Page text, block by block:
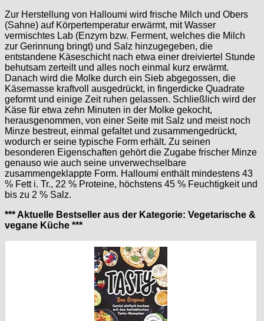
Zur Herstellung von Halloumi wird frische Milch und Obers
(Sahne) auf Körpertemperatur erwärmt, mit Wasser
vermischtes Lab (Enzym bzw. Ferment, welches die Milch
zur Gerinnung bringt) und Salz hinzugegeben, die
entstandene Käseschicht nach etwa einer dreiviertel Stunde
behutsam zerteilt und alles noch einmal kurz erwärmt.
Danach wird die Molke durch ein Sieb abgegossen, die
Käsemasse kraftvoll ausgedrückt, in fingerdicke Quadrate
geformt und einige Zeit ruhen gelassen. Schließlich wird der
Käse für etwa zehn Minuten in der Molke gekocht,
herausgenommen, von einer Seite mit Salz und meist noch
Minze bestreut, einmal gefaltet und zusammengedrückt,
wodurch er seine typische Form erhält. Zu seinen
besonderen Eigenschaften gehört die Zugabe frischer Minze
genauso wie auch seine unverwechselbare
zusammengeklappte Form. Halloumi enthält mindestens 43
% Fett i. Tr., 22 % Proteine, höchstens 45 % Feuchtigkeit und
bis zu 2 % Salz.
*** Aktuelle Bestseller aus der Kategorie: Vegetarische &
vegane Küche ***